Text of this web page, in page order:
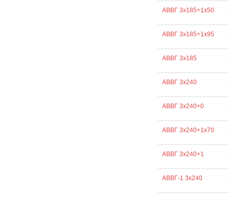
АВВГ 3х185+1х50
АВВГ 3х185+1х95
АВВГ 3х185
АВВГ 3х240
АВВГ 3х240+0
АВВГ 3х240+1х70
АВВГ 3х240+1
АВВГ-1 3х240